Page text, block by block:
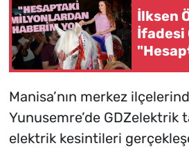
İlksen
İfadesi
Manisa’nın merkez
Yunusemre’de GDZelektrik
elektrik kesintileri